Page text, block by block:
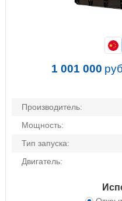
Производитель:
Мощность:
Тип запуска:
Двигатель:
1 001 000